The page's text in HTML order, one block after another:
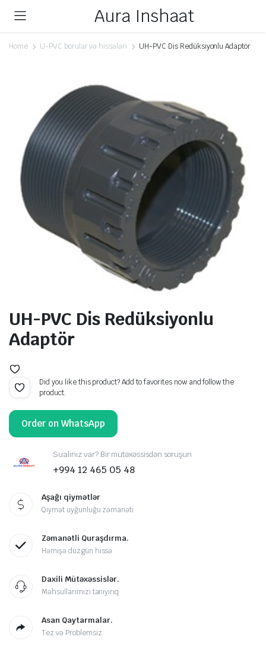
Aura Inshaat
Home U-PVC borular və hissələri UH-PVC Dis Redüksiyonlu Adaptör
UH-PVC Dis Redüksiyonlu
Adaptör
Did you like this product? Add to favorites now and follow the
product.
Order on WhatsApp
Sualınız var? Bir mütəxəssisdən soruşun
+994 12 465 05 48
Aşağı qiymətlər
Qiymət uyğunluğu zəmanəti
Zəmanətli Quraşdırma.
Həmişə düzgün hissə
Daxili Mütəxəssislər.
Məhsullarımızı tanıyırıq
Asan Qaytarmalar.
Tez və Problemsiz